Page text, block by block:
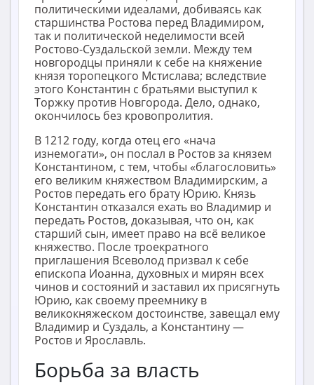
политическими идеалами, добиваясь как
старшинства Ростова перед Владимиром,
так и политической неделимости всей
Ростово-Суздальской земли. Между тем
новгородцы приняли к себе на княжение
князя торопецкого Мстислава; вследствие
этого Константин с братьями выступил к
Торжку против Новгорода. Дело, однако,
окончилось без кровопролития.
В 1212 году, когда отец его «нача
изнемогати», он послал в Ростов за князем
Константином, с тем, чтобы «благословить»
его великим княжеством Владимирским, а
Ростов передать его брату Юрию. Князь
Константин отказался ехать во Владимир и
передать Ростов, доказывая, что он, как
старший сын, имеет право на всё великое
княжество. После троекратного
приглашения Всеволод призвал к себе
епископа Иоанна, духовных и мирян всех
чинов и состояний и заставил их присягнуть
Юрию, как своему преемнику в
великокняжеском достоинстве, завещал ему
Владимир и Суздаль, а Константину —
Ростов и Ярославль.
Борьба за власть